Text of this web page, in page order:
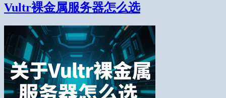
Vultr裸金属服务器怎么选